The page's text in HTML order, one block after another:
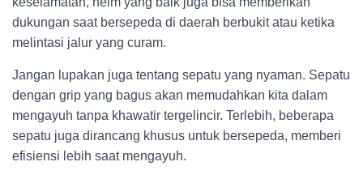
dukungan saat bersepeda di daerah berbukit atau ketika
melintasi jalur yang curam.
Jangan lupakan juga tentang sepatu yang nyaman. Sepatu
dengan grip yang bagus akan memudahkan kita dalam
mengayuh tanpa khawatir tergelincir. Terlebih, beberapa
sepatu juga dirancang khusus untuk bersepeda, memberi
efisiensi lebih saat mengayuh.